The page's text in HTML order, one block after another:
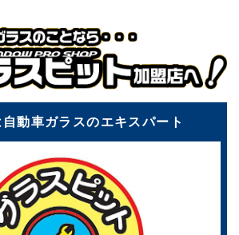
動車ガラスのエキスパート